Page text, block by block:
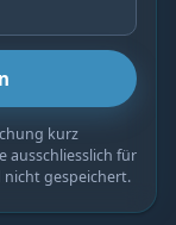
kurz
ausschliesslich für
gespeichert.